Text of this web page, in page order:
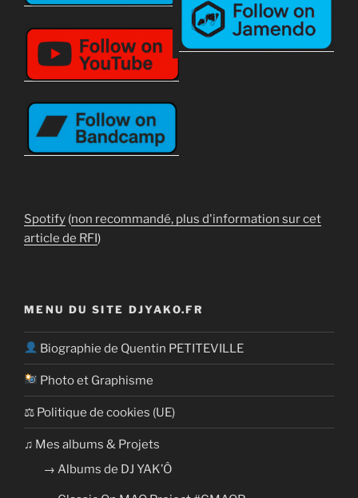
Spotify (non recommandé, plus d'information sur cet
article de RFI)
MENU DU SITE DJYAKO.FR
Biographie de Quentin PETITEVILLE
Photo et Graphisme
⚖ Politique de cookies (UE)
​​♫ Mes albums & Projets
→ Albums de DJ YAK’Ô